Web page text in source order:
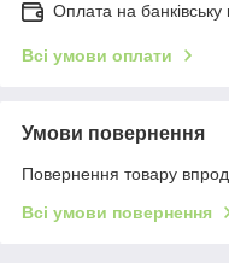
Оплата на банківську
Всі умови оплати
Умови повернення
Повернення товару
Всі умови повернення